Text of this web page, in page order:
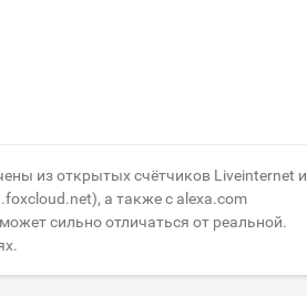
из открытых счётчиков Liveinternet и
а также с alexa.com
сильно отличаться от реальной.